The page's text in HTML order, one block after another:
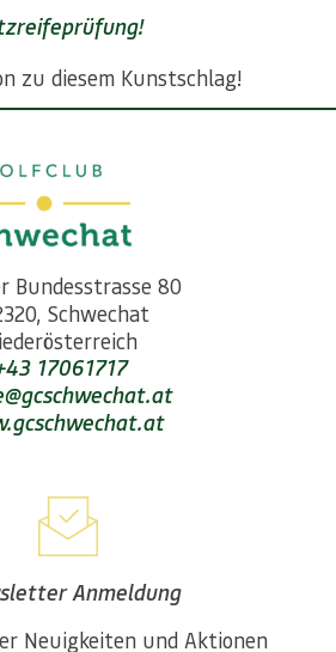
zu diesem Kunstschlag!
Bundesstrasse 80
Schwechat
17061717
Anmeldung
Neuigkeiten und Aktionen